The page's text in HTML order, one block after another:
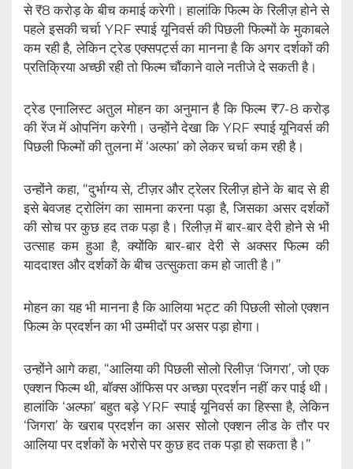
से ₹8 करोड़ के बीच कमाई करेगी। हालांकि फिल्म के रिलीज़ होने से
पहले इसकी चर्चा YRF स्पाई यूनिवर्स की पिछली फिल्मों के मुकाबले
कम रही है, लेकिन ट्रेड एक्सपर्ट्स का मानना ​​है कि अगर दर्शकों की
प्रतिक्रिया अच्छी रही तो फिल्म चौंकाने वाले नतीजे दे सकती है।
ट्रेड एनालिस्ट अतुल मोहन का अनुमान है कि फिल्म ₹7-8 करोड़
की रेंज में ओपनिंग करेगी। उन्होंने देखा कि YRF स्पाई यूनिवर्स की
पिछली फिल्मों की तुलना में ‘अल्फा’ को लेकर चर्चा कम रही है।
उन्होंने कहा, “दुर्भाग्य से, टीज़र और ट्रेलर रिलीज़ होने के बाद से ही
इसे बेवजह ट्रोलिंग का सामना करना पड़ा है, जिसका असर दर्शकों
की सोच पर कुछ हद तक पड़ा है। रिलीज़ में बार-बार देरी होने से भी
उत्साह कम हुआ है, क्योंकि बार-बार देरी से अक्सर फिल्म की
याददाश्त और दर्शकों के बीच उत्सुकता कम हो जाती है।”
मोहन का यह भी मानना ​​है कि आलिया भट्ट की पिछली सोलो एक्शन
फिल्म के प्रदर्शन का भी उम्मीदों पर असर पड़ा होगा।
उन्होंने आगे कहा, “आलिया की पिछली सोलो रिलीज़ ‘जिगरा’, जो एक
एक्शन फिल्म थी, बॉक्स ऑफिस पर अच्छा प्रदर्शन नहीं कर पाई थी।
हालांकि ‘अल्फा’ बहुत बड़े YRF स्पाई यूनिवर्स का हिस्सा है, लेकिन
‘जिगरा’ के खराब प्रदर्शन का असर सोलो एक्शन लीड के तौर पर
आलिया पर दर्शकों के भरोसे पर कुछ हद तक पड़ा हो सकता है।”